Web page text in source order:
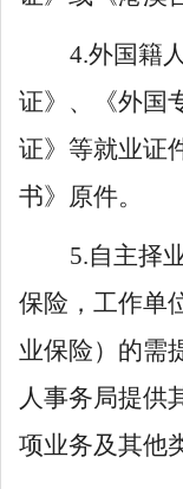
4.外国籍
证》、《外国
证》等就业证
书》原件。
5.自主择
保险，工作单
业保险）的需
人事务局提供
项业务及其他